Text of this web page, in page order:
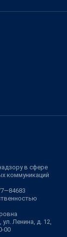
в сфере
коммуникаций
Ленина, д. 12,
00